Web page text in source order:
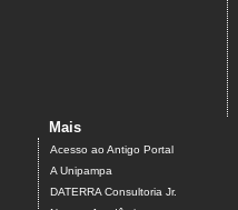
Mais
Acesso ao Antigo Portal
A Unipampa
DATERRA Consultoria Jr.